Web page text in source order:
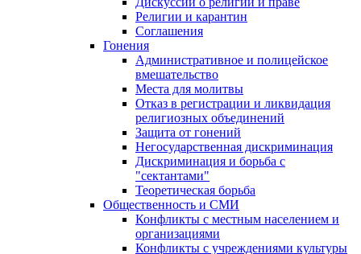
Религии и карантин
Соглашения
Гонения
Административное и полицейское
вмешательство
Места для молитвы
Отказ в регистрации и ликвидация
религиозных объединений
Защита от гонений
Негосударственная дискриминация
Дискриминация и борьба с
"сектантами"
Теоретическая борьба
Общественность и СМИ
Конфликты с местным населением и
организациями
Конфликты с учреждениями культуры